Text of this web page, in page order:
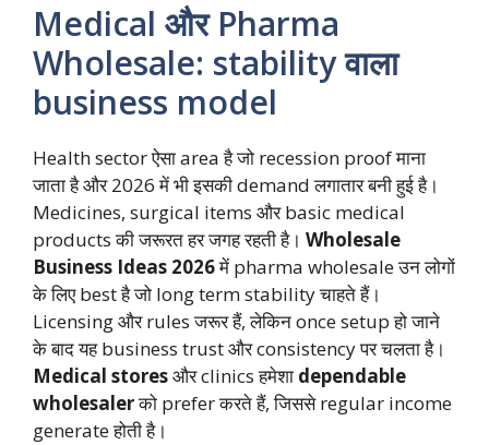
Medical और Pharma
Wholesale: stability वाला
business model
Health sector ऐसा area है जो recession proof माना
जाता है और 2026 में भी इसकी demand लगातार बनी हुई है।
Medicines, surgical items और basic medical
products की जरूरत हर जगह रहती है। Wholesale
Business Ideas 2026में pharma wholesale उन लोगों
के लिए best है जो long term stability चाहते हैं।
Licensing और rules जरूर हैं, लेकिन once setup हो जाने
के बाद यह business trust और consistency पर चलता है।
Medical storesऔर clinics हमेशा dependable
wholesalerको prefer करते हैं, जिससे regular income
generate होती है।